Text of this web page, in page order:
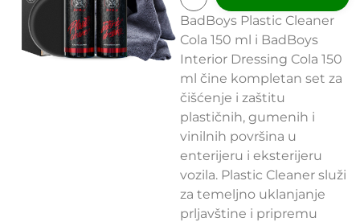
BadBoys Plastic Cleaner
Cola 150 ml i BadBoys
Interior Dressing Cola 150
ml čine kompletan set za
čišćenje i zaštitu
plastičnih, gumenih i
vinilnih površina u
enterijeru i eksterijeru
vozila. Plastic Cleaner služi
za temeljno uklanjanje
prljavštine i pripremu